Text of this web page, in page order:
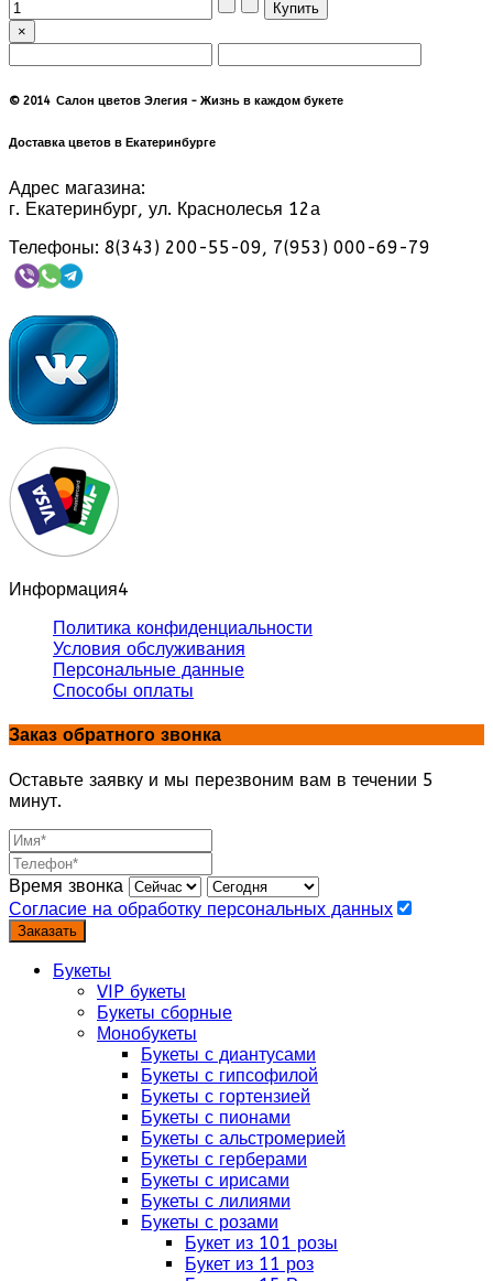
×
© 2014 Салон цветов Элегия - Жизнь в каждом букете
Доставка цветов в Екатеринбурге
Адрес магазина:
г. Екатеринбург, ул. Краснолесья 12а
Телефоны: 8(343) 200-55-09, 7(953) 000-69-79
Информация4
Политика конфиденциальности
Условия обслуживания
Персональные данные
Способы оплаты
Заказ обратного звонка
Оставьте заявку и мы перезвоним вам в течении 5
минут.
Время звонка
Согласие на обработку персональных данных
Заказать
Букеты
VIP букеты
Букеты сборные
Монобукеты
Букеты с диантусами
Букеты с гипсофилой
Букеты с гортензией
Букеты с пионами
Букеты с альстромерией
Букеты с герберами
Букеты с ирисами
Букеты с лилиями
Букеты с розами
Букет из 101 розы
Букет из 11 роз